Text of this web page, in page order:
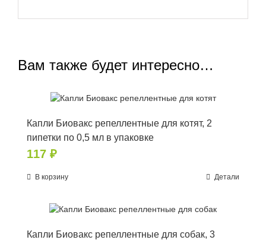
Вам также будет интересно…
Капли Биовакс репеллентные для котят, 2
пипетки по 0,5 мл в упаковке
117 ₽
В корзину Детали
Капли Биовакс репеллентные для собак, 3